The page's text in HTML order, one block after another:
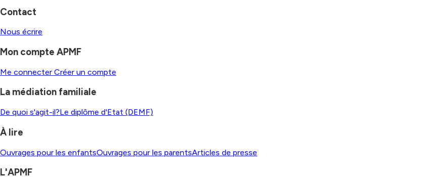
Contact
Nous écrire
Mon compte APMF
Me connecter Créer un compte
La médiation familiale
De quoi s'agit-il?Le diplôme d'Etat (DEMF)
À lire
Ouvrages pour les enfantsOuvrages pour les parentsArticles de presse
L'APMF